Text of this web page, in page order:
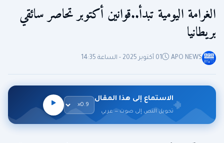
الغرامة اليومية تبدأ..قوانين أكتوبر تحاصر سائقي
بريطانيا
APO NEWS 01 أكتوبر 2025 - الساعة 14:35
الاستماع إلى هذا المقال
تحويل النص إلى صوت — عربي